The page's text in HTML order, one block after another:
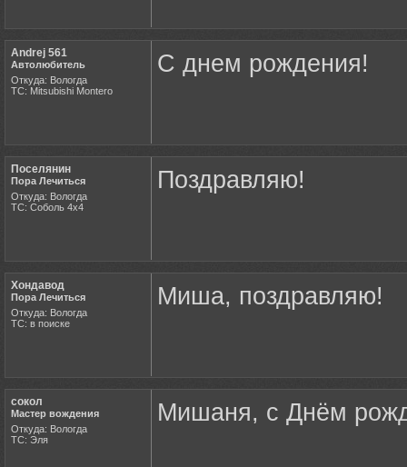
Andrej 561
Автолюбитель
Откуда: Вологда
ТС: Mitsubishi Montero
С днем рождения!
Поселянин
Пора Лечиться
Откуда: Вологда
ТС: Соболь 4х4
Поздравляю!
Хондавод
Пора Лечиться
Откуда: Вологда
ТС: в поиске
Миша, поздравляю!
сокол
Мастер вождения
Откуда: Вологда
ТС: Эля
Мишаня, с Днём